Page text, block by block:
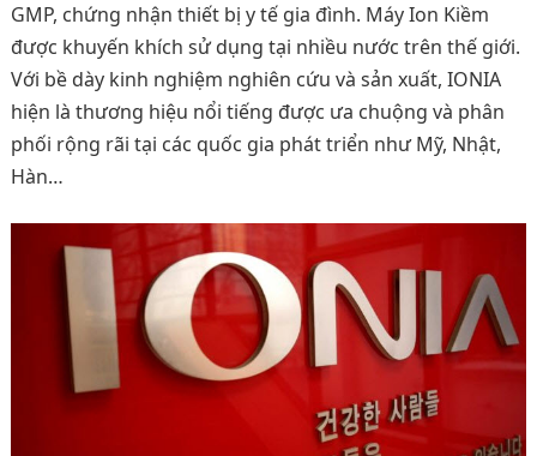
GMP, chứng nhận thiết bị y tế gia đình. Máy Ion Kiềm
được khuyến khích sử dụng tại nhiều nước trên thế giới.
Với bề dày kinh nghiệm nghiên cứu và sản xuất, IONIA
hiện là thương hiệu nổi tiếng được ưa chuộng và phân
phối rộng rãi tại các quốc gia phát triển như Mỹ, Nhật,
Hàn…